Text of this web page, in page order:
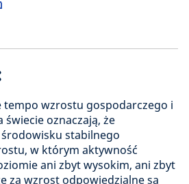
tempo wzrostu gospodarczego i
świecie oznaczają, że
stabilnego
w którym aktywność
ani zbyt wysokim, ani zbyt
za wzrost odpowiedzialne są